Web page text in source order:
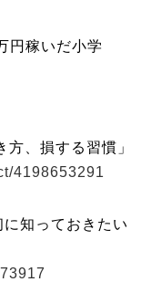
円稼いだ小学
、損する習慣」
4198653291
知っておきたい